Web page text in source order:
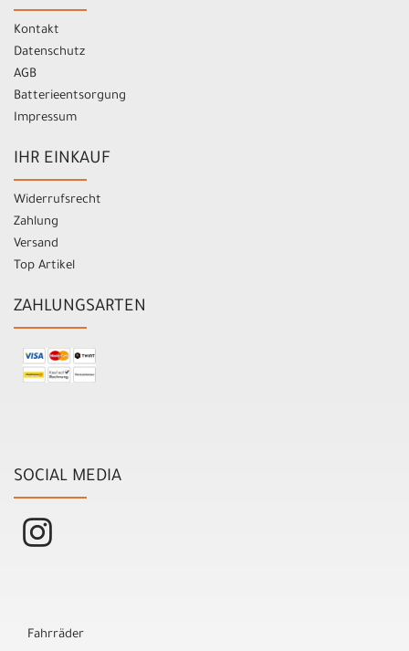
Kontakt
Datenschutz
AGB
Batterieentsorgung
Impressum
IHR EINKAUF
Widerrufsrecht
Zahlung
Versand
Top Artikel
ZAHLUNGSARTEN
SOCIAL MEDIA
Fahrräder